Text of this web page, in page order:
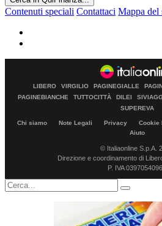
Contenuti speciali Contattaci Mappa del
LIBERO VIRGILIO PAGINEGIALLE
PAGINEBIANCHE
TUTTOCITTÀ DILEI
SUPEREVA
Chi siamo Note Legali Privacy Cookie
Aiuto
© Italiaonline S.p.A.
Direzione e coordinamento di
P. IVA